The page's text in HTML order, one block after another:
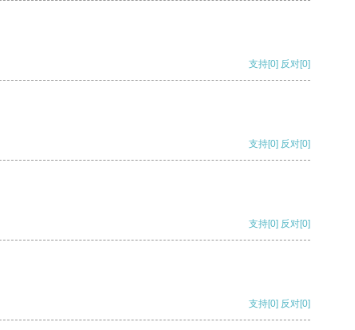
支持[0] 反对[0]
支持[0] 反对[0]
支持[0] 反对[0]
支持[0] 反对[0]